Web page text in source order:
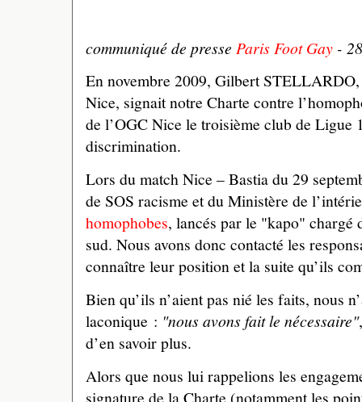
communiqué de presse Paris Foot Gay -
En novembre 2009, Gilbert
Nice, signait notre Charte contre
de l’OGC Nice le troisième club de Ligue
discrimination.
Lors du match Nice – Bastia du 29
de SOS racisme et du Ministère de
homophobes, lancés par le "kapo" chargé
sud. Nous avons donc contacté les
connaître leur position et la suite qu’ils
Bien qu’ils n’aient pas nié les faits, nous
laconique : "nous avons fait le nécessaire"
d’en savoir plus.
Alors que nous lui rappelions les